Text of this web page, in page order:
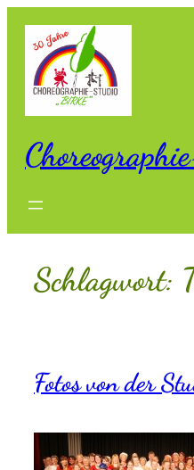
Inhalt
springen
Schlagwort:
Fotos von der